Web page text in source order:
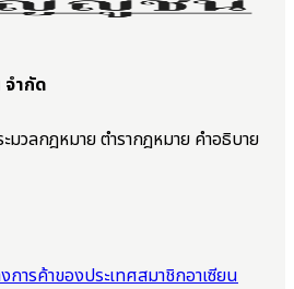
ำกัด
วลกฎหมาย ตำรากฎหมาย คำอธิบาย